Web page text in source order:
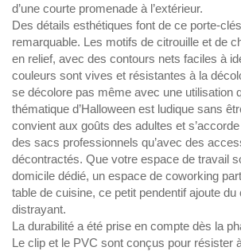
d’une courte promenade à l’extérieur.
Des détails esthétiques font de ce porte-
remarquable. Les motifs de citrouille et de
en relief, avec des contours nets faciles à
couleurs sont vives et résistantes à la
se décolore pas même avec une utilisation
thématique d’Halloween est ludique sans
convient aux goûts des adultes et
des sacs professionnels qu’avec des
décontractés. Que votre espace de travail
domicile dédié, un espace de coworking
table de cuisine, ce petit pendentif ajoute
distrayant.
La durabilité a été prise en compte dès la
Le clip et le PVC sont conçus pour résister